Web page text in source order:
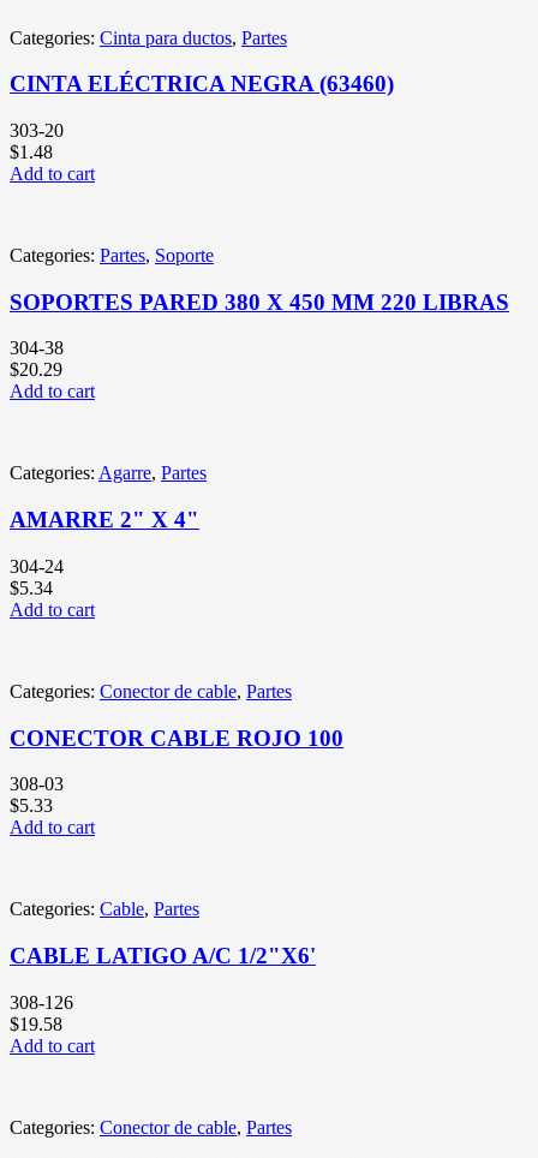
Categories: Cinta para ductos, Partes
CINTA ELÉCTRICA NEGRA (63460)
303-20
$1.48
Add to cart
Categories: Partes, Soporte
SOPORTES PARED 380 X 450 MM 220 LIBRAS
304-38
$20.29
Add to cart
Categories: Agarre, Partes
AMARRE 2" X 4"
304-24
$5.34
Add to cart
Categories: Conector de cable, Partes
CONECTOR CABLE ROJO 100
308-03
$5.33
Add to cart
Categories: Cable, Partes
CABLE LATIGO A/C 1/2"X6'
308-126
$19.58
Add to cart
Categories: Conector de cable, Partes